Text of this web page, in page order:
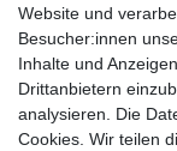
Website und
Besucher:innen
Inhalte und
Drittanbietern
analysieren. Die
Cookies. Wir teilen